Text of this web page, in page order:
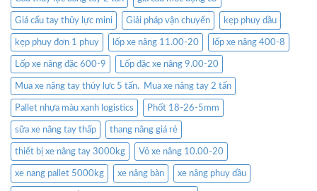
Giá cẩu tay thủy lực mini Giải pháp vận chuyển kẹp phuy dầu
kẹp phuy đơn 1 phuy lốp xe nâng 11.00-20 lốp xe nâng 400-8
Lốp xe nâng đặc 600-9 Lốp đặc xe nâng 9.00-20
Mua xe nâng tay thủy lực 5 tấn. Mua xe nâng tay 2 tấn
Pallet nhựa màu xanh logistics Phốt 18-26-5mm
sữa xe nâng tay thấp thang nâng giá rẻ
thiết bị xe nâng tay 3000kg Vỏ xe nâng 10.00-20
xe nang pallet 5000kg xe nâng bàn xe nâng phuy dầu